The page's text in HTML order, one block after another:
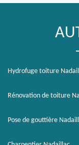
Hydrofuge toiture
Rénovation de toiture
Pose de gouttière